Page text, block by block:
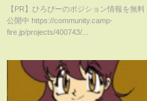
で日本当局は170円まで容認か
【PR】ひろぴーのポジション情報を無料
公開中 https://community.camp-
fire.jp/projects/400743/...